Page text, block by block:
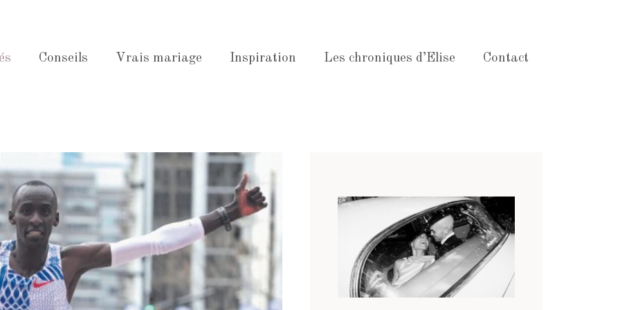
Conseils Vrais mariage Inspiration Les chroniques d’Elise Contact